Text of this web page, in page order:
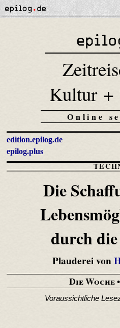
Kultur +
Online
edition.epilog.de
epilog.plus
Die
durch
Plauderei von
Die Woche
Voraussichtliche